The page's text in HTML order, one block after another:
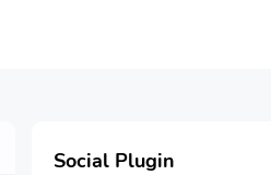
Social Plugin